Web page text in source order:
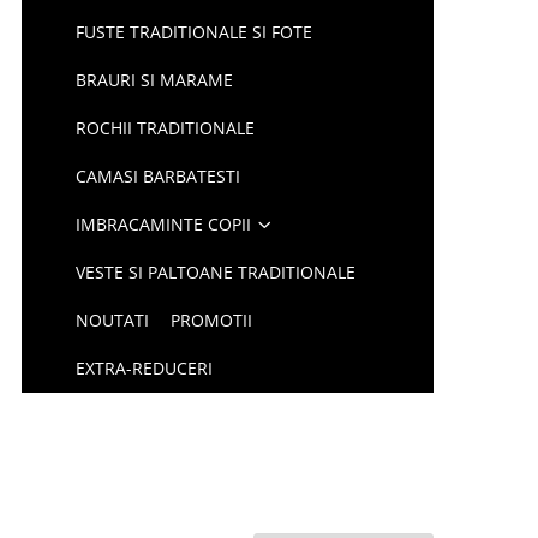
FUSTE TRADITIONALE SI FOTE
BRAURI SI MARAME
ROCHII TRADITIONALE
CAMASI BARBATESTI
IMBRACAMINTE COPII
VESTE SI PALTOANE TRADITIONALE
NOUTATI PROMOTII
EXTRA-REDUCERI